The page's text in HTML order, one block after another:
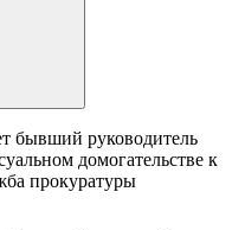
бывший руководитель
домогательстве к
прокуратуры